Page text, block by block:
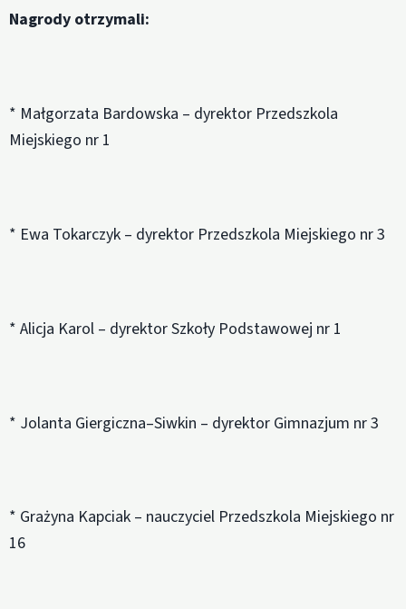
Nagrody otrzymali:
* Małgorzata Bardowska – dyrektor Przedszkola
Miejskiego nr 1
* Ewa Tokarczyk – dyrektor Przedszkola Miejskiego nr 3
* Alicja Karol – dyrektor Szkoły Podstawowej nr 1
* Jolanta Giergiczna–Siwkin – dyrektor Gimnazjum nr 3
* Grażyna Kapciak – nauczyciel Przedszkola Miejskiego nr
16